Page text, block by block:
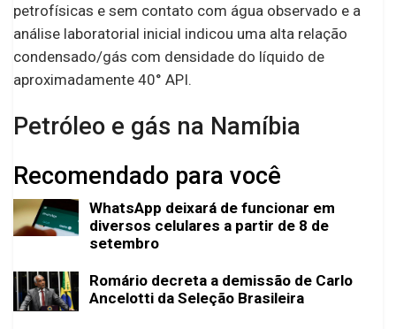
petrofísicas e sem contato com água observado e a
análise laboratorial inicial indicou uma alta relação
condensado/gás com densidade do líquido de
aproximadamente 40° API.
Petróleo e gás na Namíbia
Recomendado para você
WhatsApp deixará de funcionar em
diversos celulares a partir de 8 de
setembro
Romário decreta a demissão de Carlo
Ancelotti da Seleção Brasileira